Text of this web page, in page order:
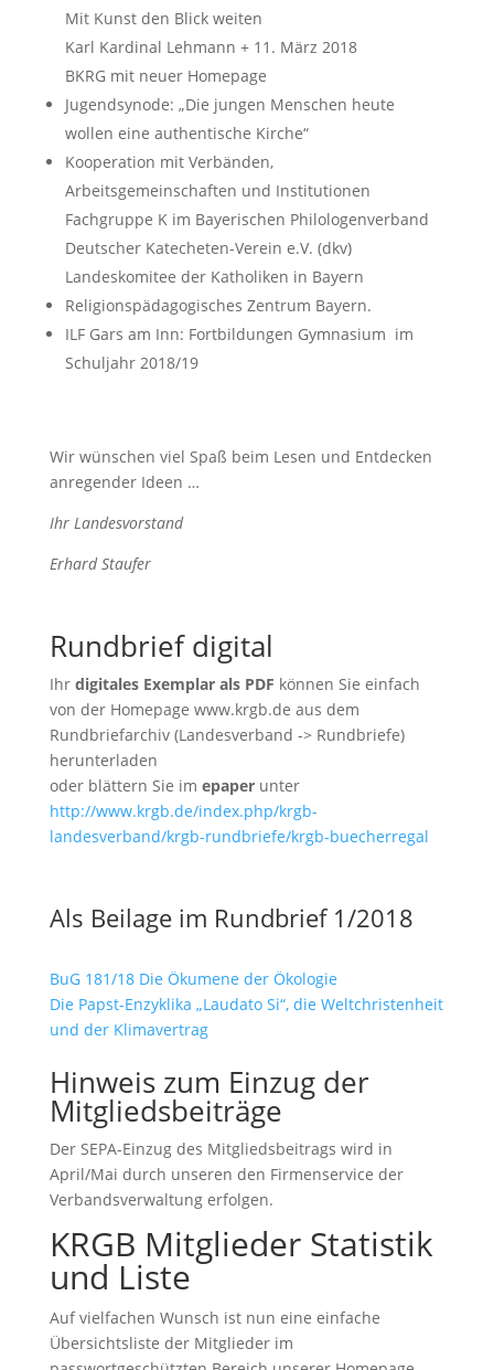
Mit Kunst den Blick weiten
Karl Kardinal Lehmann + 11. März 2018
BKRG mit neuer Homepage
Jugendsynode: „Die jungen Menschen heute
wollen eine authentische Kirche“
Kooperation mit Verbänden,
Arbeitsgemeinschaften und Institutionen
Fachgruppe K im Bayerischen Philologenverband
Deutscher Katecheten-Verein e.V. (dkv)
Landeskomitee der Katholiken in Bayern
Religionspädagogisches Zentrum Bayern.
ILF Gars am Inn: Fortbildungen Gymnasium im
Schuljahr 2018/19
Wir wünschen viel Spaß beim Lesen und Entdecken
anregender Ideen …
Ihr Landesvorstand
Erhard Staufer
Rundbrief digital
Ihr digitales Exemplar als PDF können Sie einfach
von der Homepage www.krgb.de aus dem
Rundbriefarchiv (Landesverband -> Rundbriefe)
herunterladen
oder blättern Sie im epaperunter
http://www.krgb.de/index.php/krgb-
landesverband/krgb-rundbriefe/krgb-buecherregal
Als Beilage im Rundbrief 1/2018
BuG 181/18 Die Ökumene der Ökologie
Die Papst-Enzyklika „Laudato Si“, die Weltchristenheit
und der Klimavertrag
Hinweis zum Einzug der
Mitgliedsbeiträge
Der SEPA-Einzug des Mitgliedsbeitrags wird in
April/Mai durch unseren den Firmenservice der
Verbandsverwaltung erfolgen.
KRGB Mitglieder Statistik
und Liste
Auf vielfachen Wunsch ist nun eine einfache
Übersichtsliste der Mitglieder im